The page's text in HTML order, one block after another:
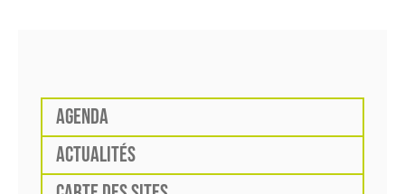
AGENDA
ACTUALITÉS